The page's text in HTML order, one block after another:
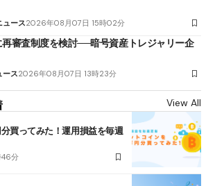
ュース2026年08月07日 15時02分
再審査制度を検討──暗号資産トレジャリー企
ース2026年08月07日 13時23分
View All
買ってみた！運用損益を毎週
分